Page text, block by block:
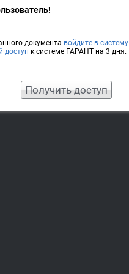
документа войдите в систему
доступ к системе ГАРАНТ на 3 дня.
Получить доступ